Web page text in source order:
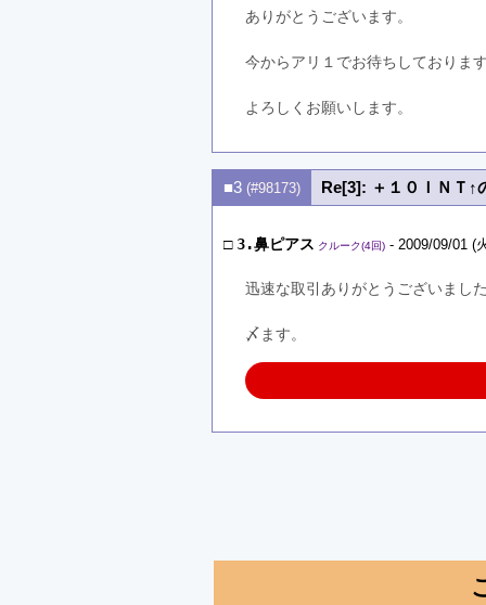
ありがとうございます。
今からアリ１でお待ちしておりま
よろしくお願いします。
■3 (#98173) Re[3]: ＋１０ＩＮＴ↑
□3.鼻ピアス クルーク(4回) - 2009/09/01 (
迅速な取引ありがとうございまし
〆ます。